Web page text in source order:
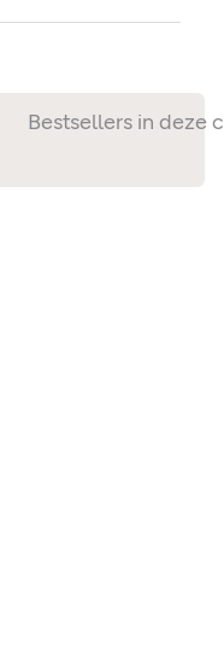
Bestsellers in deze